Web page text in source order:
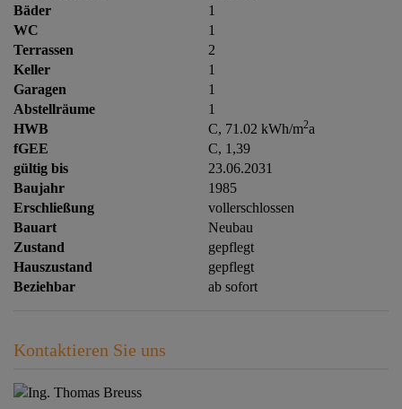
Bäder
1
WC
1
Terrassen
2
Keller
1
Garagen
1
Abstellräume
1
HWB
C, 71.02 kWh/m2a
fGEE
C, 1,39
gültig bis
23.06.2031
Baujahr
1985
Erschließung
vollerschlossen
Bauart
Neubau
Zustand
gepflegt
Hauszustand
gepflegt
Beziehbar
ab sofort
Kontaktieren Sie uns